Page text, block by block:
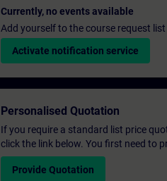
Currently, no events available
Add yourself to the course request
Activate notification service
Personalised Quotation
If you require a standard list price
click the link below. You first need to
Provide Quotation